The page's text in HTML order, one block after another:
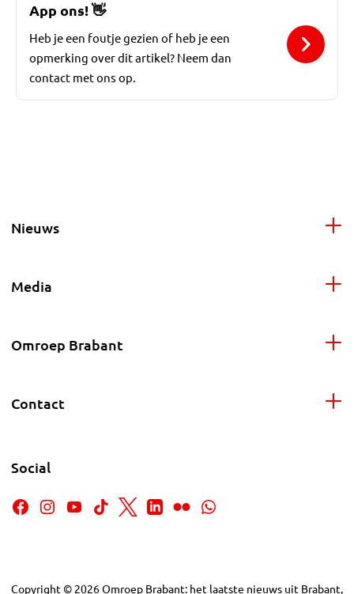
App ons!👋
Heb je een foutje gezien of heb je een
opmerking over dit artikel? Neem dan
contact met ons op.
Nieuws
Media
Omroep Brabant
Contact
Social
Copyright © 2026Omroep Brabant: het laatste nieuws uit Brabant,